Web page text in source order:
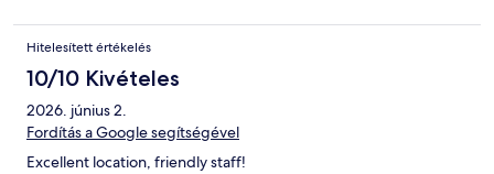
Hitelesített értékelés
10/10 Kivételes
2026. június 2.
Fordítás a Google segítségével
Excellent location, friendly staff!